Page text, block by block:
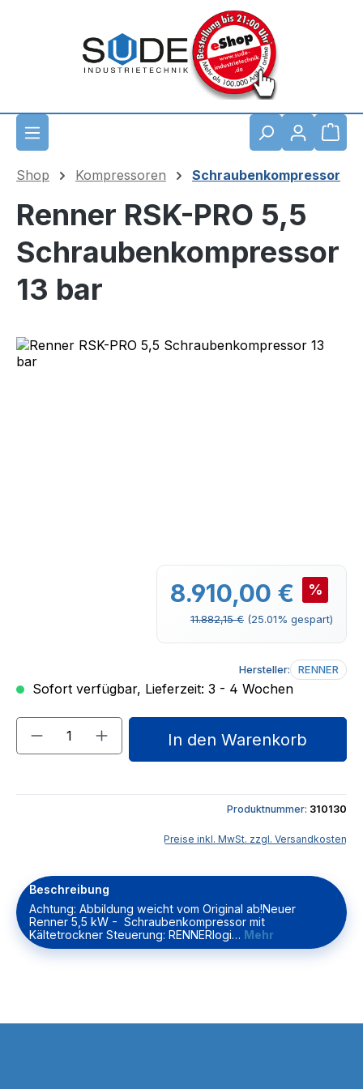
Shop Kompressoren Schraubenkompressor
Renner RSK-PRO 5,5
Schraubenkompressor
13 bar
Bildergalerie überspringen
Verkaufspreis:
8.910,00 € %
Regulärer Preis:
11.882,15 € (25.01% gespart)
Hersteller: RENNER
Sofort verfügbar, Lieferzeit: 3 - 4 Wochen
Produkt Anzahl: Gib den
In den Warenkorb
Produktnummer: 310130
Preise inkl. MwSt. zzgl. Versandkosten
Beschreibung
Achtung: Abbildung weicht vom Original ab!Neuer
Renner 5,5 kW - Schraubenkompressor mit
Kältetrockner Steuerung: RENNERlogi… Mehr